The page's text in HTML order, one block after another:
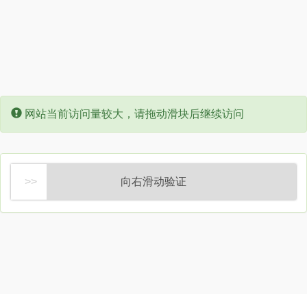
Error:
网站当前访问量较大，请拖动滑块后继续访问
向右滑动验证